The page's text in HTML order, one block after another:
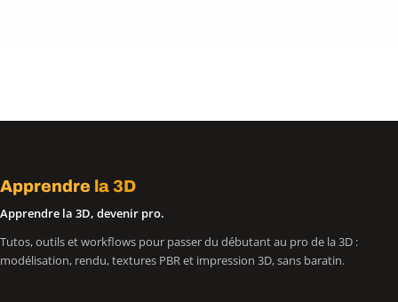
Apprendre la 3D
Apprendre la 3D, devenir pro.
Tutos, outils et workflows pour passer du débutant au pro de la 3D :
modélisation, rendu, textures PBR et impression 3D, sans baratin.